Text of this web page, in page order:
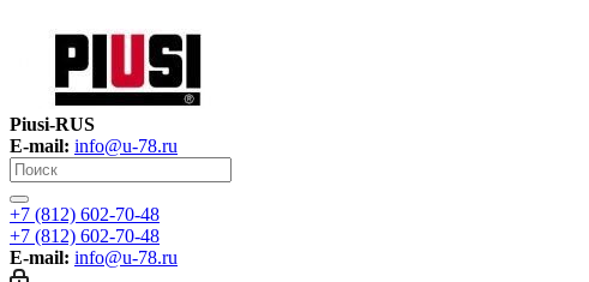
Piusi-RUS
E-mail: info@u-78.ru
+7 (812) 602-70-48
+7 (812) 602-70-48
E-mail: info@u-78.ru